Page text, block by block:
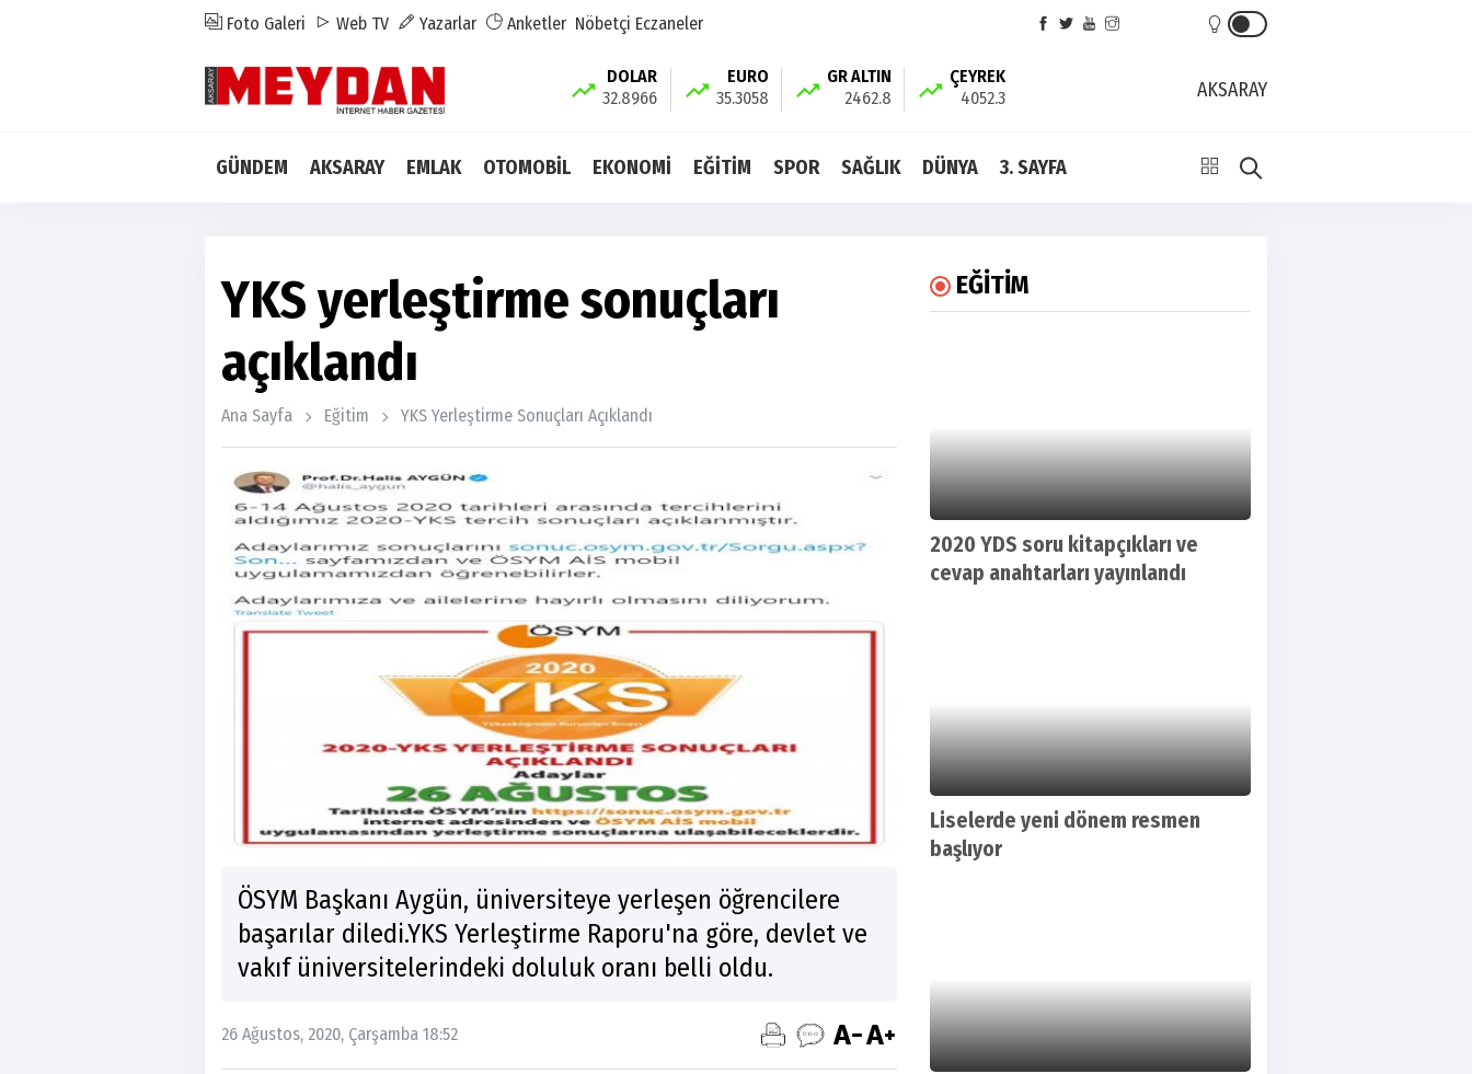
Foto Galeri Web TV Yazarlar Anketler Nöbetçi Eczaneler
DOLAR
32.8966
EURO
35.3058
GR ALTIN
2462.8
ÇEYREK
4052.3
AKSARAY
GÜNDEM AKSARAY EMLAK OTOMOBİL EKONOMİ EĞİTİM SPOR SAĞLIK DÜNYA 3. SAYFA
YKS yerleştirme sonuçları
açıklandı
Ana Sayfa Eğitim YKS Yerleştirme Sonuçları Açıklandı
ÖSYM Başkanı Aygün, üniversiteye yerleşen öğrencilere
başarılar diledi.YKS Yerleştirme Raporu'na göre, devlet ve
vakıf üniversitelerindeki doluluk oranı belli oldu.
26 Ağustos, 2020, Çarşamba 18:52
EĞİTİM
2020 YDS soru kitapçıkları ve
cevap anahtarları yayınlandı
Liselerde yeni dönem resmen
başlıyor